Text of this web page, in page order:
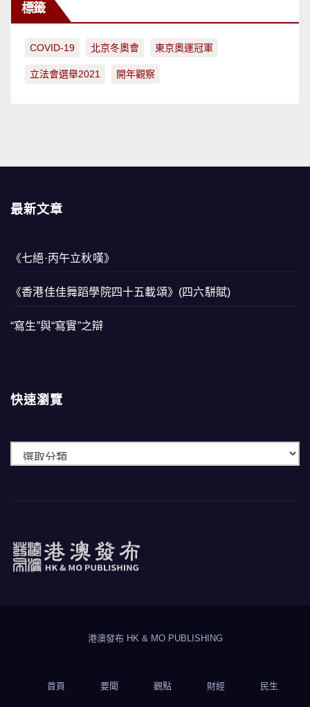
標籤
COVID-19 北京冬奧會 東京奧運冠軍
立法會選舉2021 開年觀察
最新文章
《七絕·丙午立秋嘆》
《香港佳佳舞蹈學院四十五載頌》(四六駢賦)
“寫生”與“寫實”之辯
快速瀏覽
港澳發布 HK & MO PUBLISHING
首頁 要聞 觀點 財經 民生